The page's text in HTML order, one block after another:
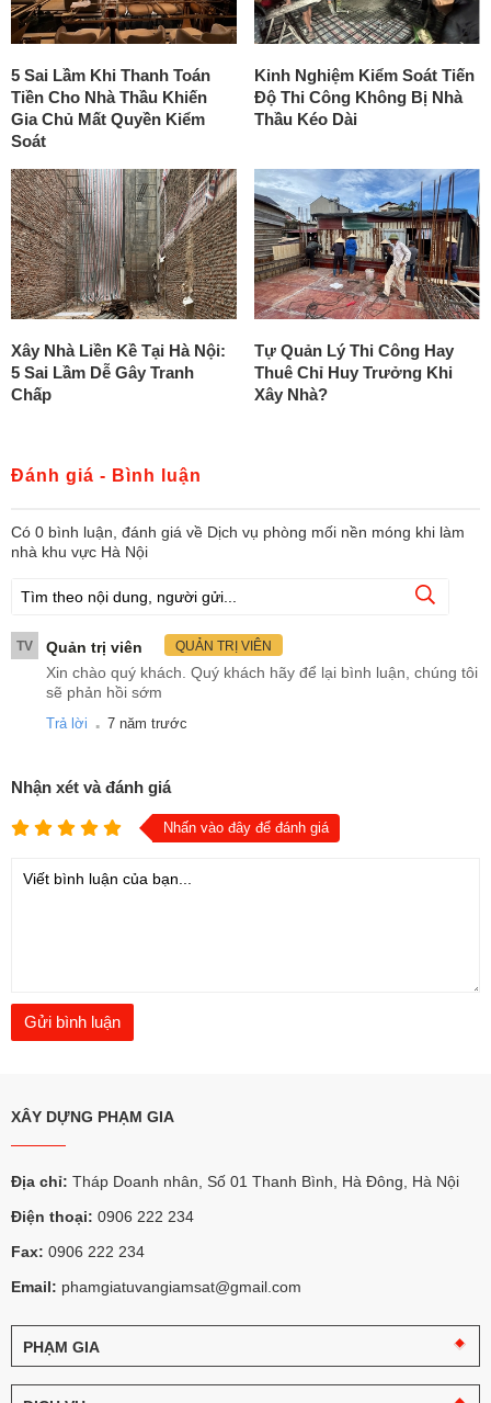
5 Sai Lầm Khi Thanh Toán
Tiền Cho Nhà Thầu Khiến
Gia Chủ Mất Quyền Kiểm
Soát
Kinh Nghiệm Kiểm Soát Tiến
Độ Thi Công Không Bị Nhà
Thầu Kéo Dài
Xây Nhà Liền Kề Tại Hà Nội:
5 Sai Lầm Dễ Gây Tranh
Chấp
Tự Quản Lý Thi Công Hay
Thuê Chỉ Huy Trưởng Khi
Xây Nhà?
Đánh giá - Bình luận
Có 0 bình luận, đánh giá về Dịch vụ phòng mối nền móng khi làm
nhà khu vực Hà Nội
TV Quản trị viên QUẢN TRỊ VIÊN
Xin chào quý khách. Quý khách hãy để lại bình luận, chúng tôi
sẽ phản hồi sớm
Trả lời . 7 năm trước
Nhận xét và đánh giá
Nhấn vào đây để đánh giá
XÂY DỰNG PHẠM GIA
Địa chỉ: Tháp Doanh nhân, Số 01 Thanh Bình, Hà Đông, Hà Nội
Điện thoại: 0906 222 234
Fax: 0906 222 234
Email: phamgiatuvangiamsat@gmail.com
PHẠM GIA
chuyện